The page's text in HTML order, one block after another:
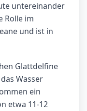
untereinander
Rolle im
und ist in
Glattdelfine
Wasser
ein
etwa 11-12